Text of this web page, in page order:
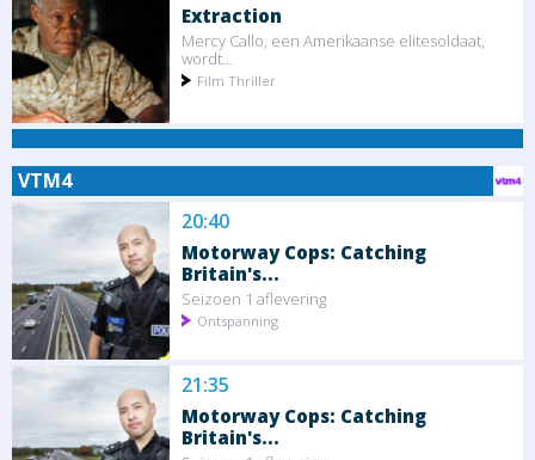
Extraction
Mercy Callo, een Amerikaanse elitesoldaat,
wordt...
Film Thriller
VTM4
20:40
Motorway Cops: Catching
Britain's...
Seizoen 1 aflevering
Ontspanning
21:35
Motorway Cops: Catching
Britain's...